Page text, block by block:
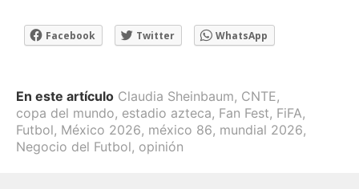
Facebook Twitter WhatsApp
En este artículo Claudia Sheinbaum, CNTE,
copa del mundo, estadio azteca, Fan Fest, FiFA,
Futbol, México 2026, méxico 86, mundial 2026,
Negocio del Futbol, opinión